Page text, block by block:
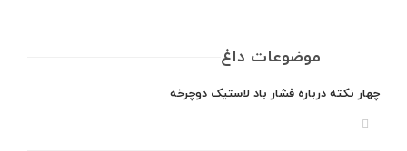
موضوعات داغ
چهار نکته درباره فشار باد لاستیک دوچرخه